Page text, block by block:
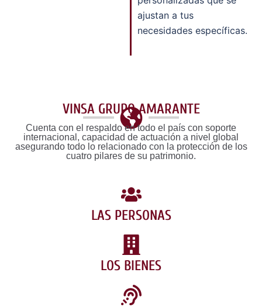
ajustan a tus
necesidades específicas.
VINSA GRUPO AMARANTE
Cuenta con el respaldo en todo el país con soporte
internacional, capacidad de actuación a nivel global
asegurando todo lo relacionado con la protección de los
cuatro pilares de su patrimonio.
LAS PERSONAS
LOS BIENES